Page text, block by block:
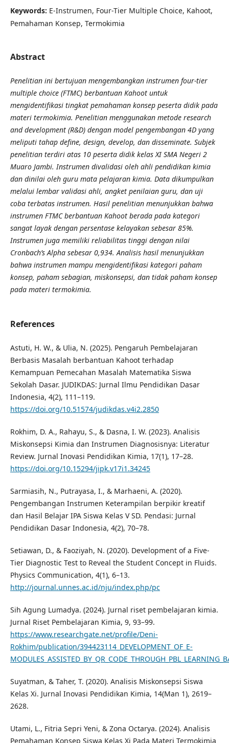
Keywords: E-Instrumen, Four-Tier Multiple Choice, Kahoot,
Pemahaman Konsep, Termokimia
Abstract
Penelitian ini bertujuan mengembangkan instrumen four-tier
multiple choice (FTMC) berbantuan Kahoot untuk
mengidentifikasi tingkat pemahaman konsep peserta didik pada
materi termokimia. Penelitian menggunakan metode research
and development (R&D) dengan model pengembangan 4D yang
meliputi tahap define, design, develop, dan disseminate. Subjek
penelitian terdiri atas 10 peserta didik kelas XI SMA Negeri 2
Muaro Jambi. Instrumen divalidasi oleh ahli pendidikan kimia
dan dinilai oleh guru mata pelajaran kimia. Data dikumpulkan
melalui lembar validasi ahli, angket penilaian guru, dan uji
coba terbatas instrumen. Hasil penelitian menunjukkan bahwa
instrumen FTMC berbantuan Kahoot berada pada kategori
sangat layak dengan persentase kelayakan sebesar 85%.
Instrumen juga memiliki reliabilitas tinggi dengan nilai
Cronbach’s Alpha sebesar 0,934. Analisis hasil menunjukkan
bahwa instrumen mampu mengidentifikasi kategori paham
konsep, paham sebagian, miskonsepsi, dan tidak paham konsep
pada materi termokimia.
References
Astuti, H. W., & Ulia, N. (2025). Pengaruh Pembelajaran
Berbasis Masalah berbantuan Kahoot terhadap
Kemampuan Pemecahan Masalah Matematika Siswa
Sekolah Dasar. JUDIKDAS: Jurnal Ilmu Pendidikan Dasar
Indonesia, 4(2), 111–119.
https://doi.org/10.51574/judikdas.v4i2.2850
Rokhim, D. A., Rahayu, S., & Dasna, I. W. (2023). Analisis
Miskonsepsi Kimia dan Instrumen Diagnosisnya: Literatur
Review. Jurnal Inovasi Pendidikan Kimia, 17(1), 17–28.
https://doi.org/10.15294/jipk.v17i1.34245
Sarmiasih, N., Putrayasa, I., & Marhaeni, A. (2020).
Pengembangan Instrumen Keterampilan berpikir kreatif
dan Hasil Belajar IPA Siswa Kelas V SD. Pendasi: Jurnal
Pendidikan Dasar Indonesia, 4(2), 70–78.
Setiawan, D., & Faoziyah, N. (2020). Development of a Five-
Tier Diagnostic Test to Reveal the Student Concept in Fluids.
Physics Communication, 4(1), 6–13.
http://journal.unnes.ac.id/nju/index.php/pc
Sih Agung Lumadya. (2024). Jurnal riset pembelajaran kimia.
Jurnal Riset Pembelajaran Kimia, 9, 93–99.
https://www.researchgate.net/profile/Deni-
Rokhim/publication/394423114_DEVELOPMENT_OF_E-
Suyatman, & Taher, T. (2020). Analisis Miskonsepsi Siswa
Kelas Xi. Jurnal Inovasi Pendidikan Kimia, 14(Man 1), 2619–
2628.
Utami, L., Fitria Sepri Yeni, & Zona Octarya. (2024). Analisis
Pemahaman Konsep Siswa Kelas Xi Pada Materi Termokimia